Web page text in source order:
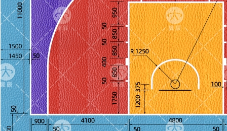
籃球場定制打印PVC塑膠地板卷材
日期：2022-09-16 瀏覽次數：2974
籃球場定制地板,籃球場定制打印地板，翼辰塑膠地板,廠家批發PVC運動地板,PVC
地板品牌企業！...
打印定制籃球場PVC塑膠地板
日期：2022-09-16 瀏覽次數：2977
定制籃球場地板,定制籃球場PVC塑膠地板，翼辰塑膠地板,廠家批發PVC運動地板
塑膠地板品牌企業！...
contact us
400-188-7260